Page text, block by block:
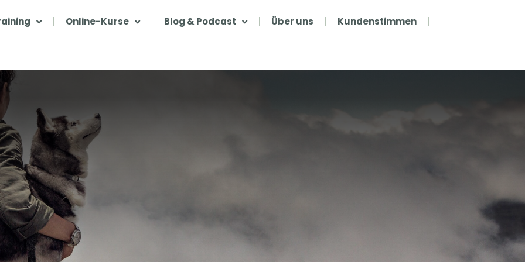
Online-Kurse Blog & Podcast Über uns Kundenstimmen